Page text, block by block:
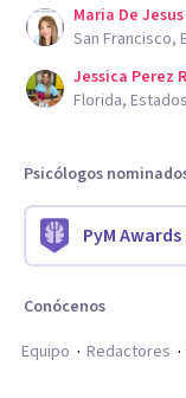
Maria De
San Francisco,
Jessica Perez
Florida,
Psicólogos
PyM Awards
Conócenos
Equipo
Redactores